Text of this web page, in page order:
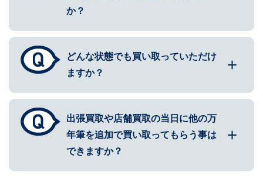
か？
どんな状態でも買い取っていただけ
ますか？
出張買取や店舗買取の当日に他の万
年筆を追加で買い取ってもらう事は
できますか？